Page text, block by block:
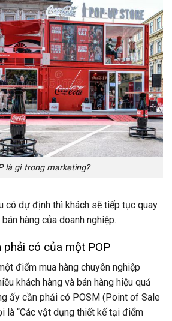
là gì trong marketing?
có dự định thì khách sẽ tiếp tục quay
hàng của doanh nghiệp.
phải có của một POP
điểm mua hàng chuyên nghiệp
khách hàng và bán hàng hiệu quả
ấy cần phải có POSM (Point of Sale
là “Các vật dụng thiết kế tại điểm